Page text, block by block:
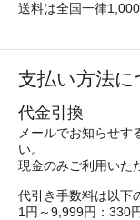
送料は全国一律
支払い方法に
代金引換
メールでお知らせす
い。
現金のみご利用いた
代引き手数料は以下
1円～9,999円：330